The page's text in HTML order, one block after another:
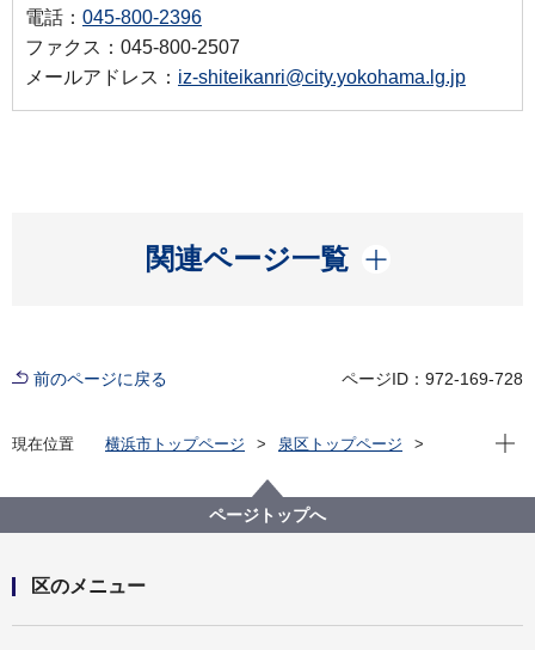
電話： 045-800-2396
ファクス：045-800-2507
メールアドレス： iz-shiteikanri@city.yokohama.lg.jp
関連ページ一覧
開く
前のページに戻る ページID：972-169-728
現在位置 横浜市トップページ
泉区トップページ
区民利用施設の指定管理
横浜市泉区民文化センター指定管理者（第５期）の公
募について（令和８年度実施）
現在
ページトップへ
区のメニュー